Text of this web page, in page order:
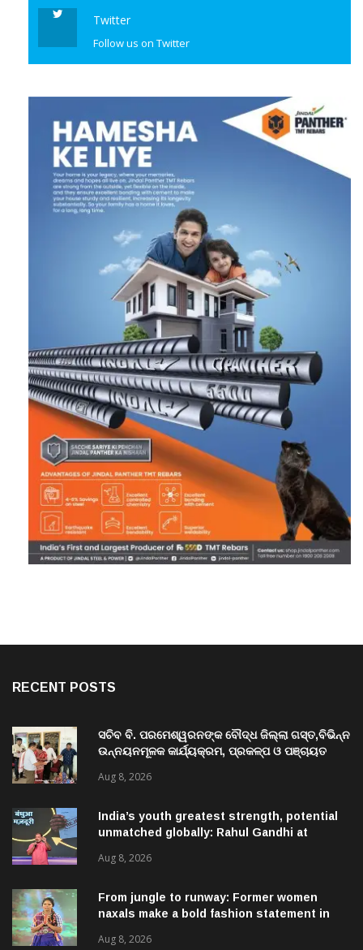
Twitter
Follow us on Twitter
RECENT POSTS
ସଚିବ ବି. ପରମେଶ୍ୱରନଙ୍କ ବୌଦ୍ଧ ଜିଲ୍ଲା ଗସ୍ତ,ବିଭିନ୍ନ
ଉନ୍ନୟନମୂଳକ କାର୍ଯ୍ୟକ୍ରମ, ପ୍ରକଳ୍ପ ଓ ପଞ୍ଚାୟତ
Aug 8, 2026
India’s youth greatest strength, potential
unmatched globally: Rahul Gandhi at
Aug 8, 2026
From jungle to runway: Former women
naxals make a bold fashion statement in
Aug 8, 2026